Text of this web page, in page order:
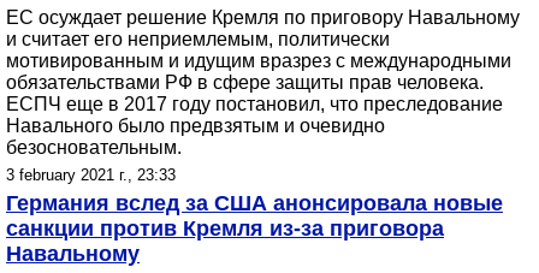
ЕС осуждает решение Кремля по приговору Навальному
и считает его неприемлемым, политически
мотивированным и идущим вразрез с международными
обязательствами РФ в сфере защиты прав человека.
ЕСПЧ еще в 2017 году постановил, что преследование
Навального было предвзятым и очевидно
безосновательным.
3 february 2021 г., 23:33
Германия вслед за США анонсировала новые
санкции против Кремля из-за приговора
Навальному